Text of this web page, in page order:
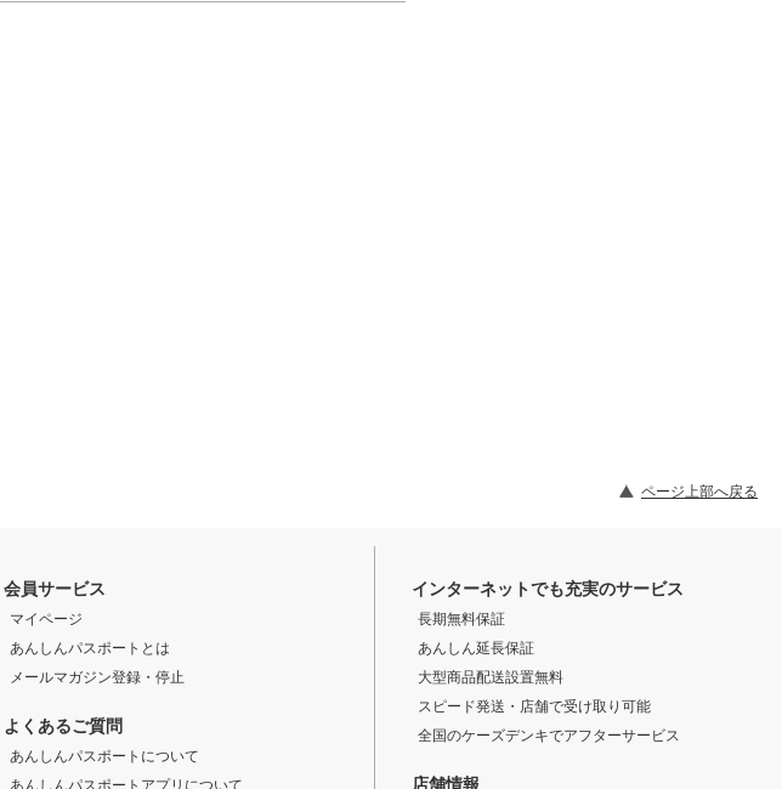
ページ上部へ戻る
会員サービス
マイページ
あんしんパスポートとは
メールマガジン登録・停止
よくあるご質問
あんしんパスポートについて
あんしんパスポートアプリについて
インターネットでも充実のサービス
長期無料保証
あんしん延長保証
大型商品配送設置無料
スピード発送・店舗で受け取り可能
全国のケーズデンキでアフターサービス
店舗情報